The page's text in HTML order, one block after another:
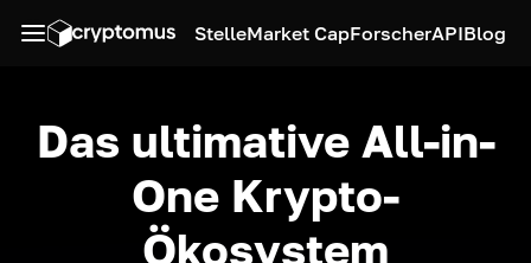
StelleMarket CapForscherAPIBlog
Das ultimative All-in-
One Krypto-
Ökosystem